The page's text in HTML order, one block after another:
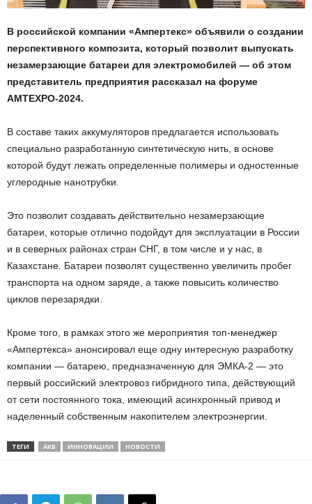
В российской компании «Ампертекс» объявили о создании
перспективного композита, который позволит выпускать
незамерзающие батареи для электромобилей — об этом
представитель предприятия рассказал на форуме
AMTEXPO-2024.
В составе таких аккумуляторов предлагается использовать
специально разработанную синтетическую нить, в основе
которой будут лежать определенные полимеры и одностенные
углеродные нанотрубки.
Это позволит создавать действительно незамерзающие
батареи, которые отлично подойдут для эксплуатации в России
и в северных районах стран СНГ, в том числе и у нас, в
Казахстане. Батареи позволят существенно увеличить пробег
транспорта на одном заряде, а также повысить количество
циклов перезарядки.
Кроме того, в рамках этого же мероприятия топ-менеджер
«Ампертекса» анонсировал еще одну интересную разработку
компании — батарею, предназначенную для ЭМКА-2 — это
первый российский электровоз гибридного типа, действующий
от сети постоянного тока, имеющий асинхронный привод и
наделенный собственным накопителем электроэнергии.
ТЕГИ АКБ ИННОВАЦИИ НОВОСТИ